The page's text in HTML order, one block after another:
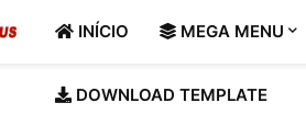
INÍCIO MEGA MENU
DOWNLOAD TEMPLATE